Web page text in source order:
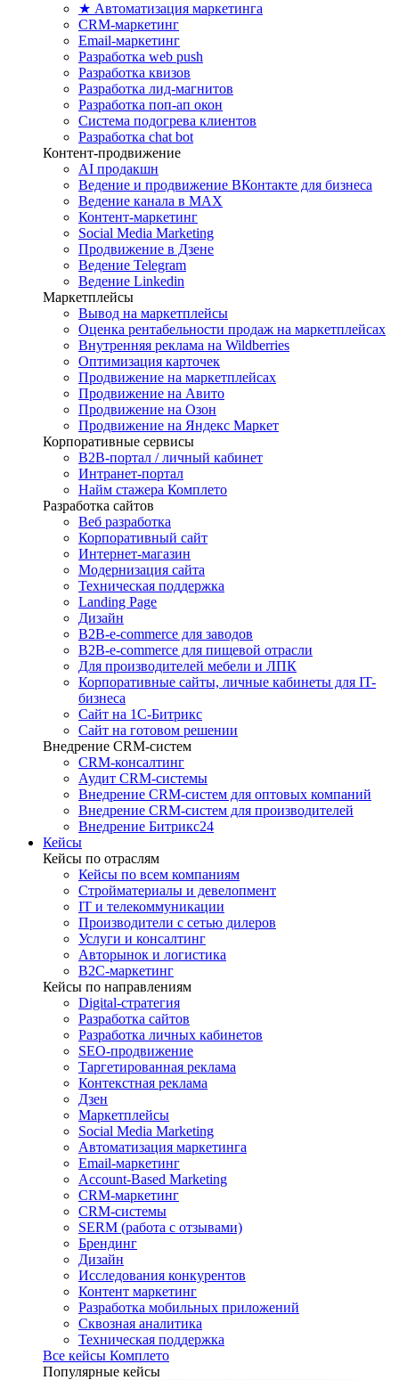
★ Автоматизация маркетинга
CRM-маркетинг
Email-маркетинг
Разработка web push
Разработка квизов
Разработка лид-магнитов
Разработка поп-ап окон
Система подогрева клиентов
Разработка chat bot
Контент-продвижение
AI продакшн
Ведение и продвижение ВКонтакте для бизнеса
Ведение канала в MAX
Контент-маркетинг
Social Media Marketing
Продвижение в Дзене
Ведение Telegram
Ведение Linkedin
Маркетплейсы
Вывод на маркетплейсы
Оценка рентабельности продаж на маркетплейсах
Внутренняя реклама на Wildberries
Оптимизация карточек
Продвижение на маркетплейсах
Продвижение на Авито
Продвижение на Озон
Продвижение на Яндекс Маркет
Корпоративные сервисы
B2B-портал / личный кабинет
Интранет-портал
Найм стажера Комплето
Разработка сайтов
Веб разработка
Корпоративный сайт
Интернет-магазин
Модернизация сайта
Техническая поддержка
Landing Page
Дизайн
B2B-e-commerce для заводов
B2B-e-commerce для пищевой отрасли
Для производителей мебели и ЛПК
Корпоративные сайты, личные кабинеты для IT-
бизнеса
Сайт на 1С-Битрикс
Сайт на готовом решении
Внедрение CRM-систем
CRM-консалтинг
Аудит CRM-системы
Внедрение CRM-систем для оптовых компаний
Внедрение CRM-систем для производителей
Внедрение Битрикс24
Кейсы
Кейсы по отраслям
Кейсы по всем компаниям
Стройматериалы и девелопмент
IT и телекоммуникации
Производители с сетью дилеров
Услуги и консалтинг
Авторынок и логистика
B2С-маркетинг
Кейсы по направлениям
Digital-стратегия
Разработка сайтов
Разработка личных кабинетов
SEO-продвижение
Таргетированная реклама
Контекстная реклама
Дзен
Маркетплейсы
Social Media Marketing
Автоматизация маркетинга
Email-маркетинг
Account-Based Marketing
CRM-маркетинг
CRM-системы
SERM (работа с отзывами)
Брендинг
Дизайн
Исследования конкурентов
Контент маркетинг
Разработка мобильных приложений
Сквозная аналитика
Техническая поддержка
Все кейсы Комплето
Популярные кейсы